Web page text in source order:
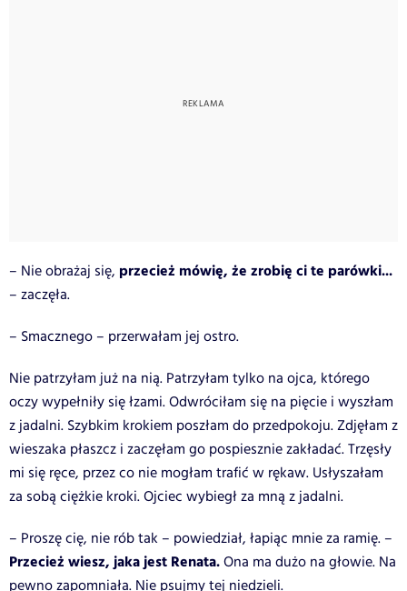
– Nie obrażaj się, przecież mówię, że zrobię ci te parówki...
– zaczęła.
– Smacznego – przerwałam jej ostro.
Nie patrzyłam już na nią. Patrzyłam tylko na ojca, którego
oczy wypełniły się łzami. Odwróciłam się na pięcie i wyszłam
z jadalni. Szybkim krokiem poszłam do przedpokoju. Zdjęłam z
wieszaka płaszcz i zaczęłam go pospiesznie zakładać. Trzęsły
mi się ręce, przez co nie mogłam trafić w rękaw. Usłyszałam
za sobą ciężkie kroki. Ojciec wybiegł za mną z jadalni.
– Proszę cię, nie rób tak – powiedział, łapiąc mnie za ramię. –
Przecież wiesz, jaka jest Renata.Ona ma dużo na głowie. Na
pewno zapomniała. Nie psujmy tej niedzieli.